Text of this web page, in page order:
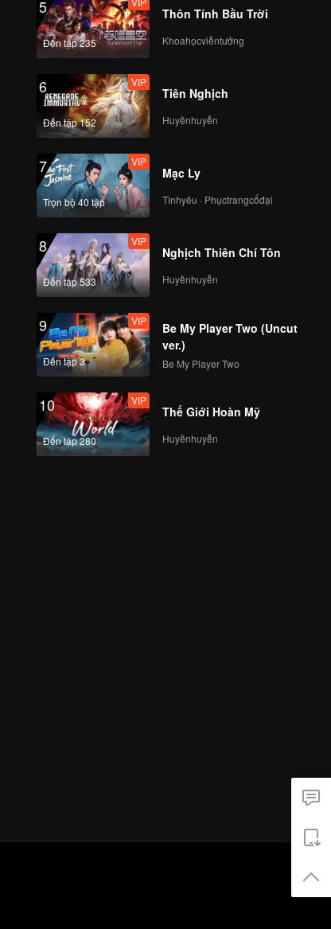
5
Đến tập 235
Thôn Tính Bầu Trời
Khoahọcviễntưởng
6
Đến tập 152
VIP
Tiên Nghịch
Huyềnhuyễn
7
Trọn bộ 40 tập
VIP
Mạc Ly
Tìnhyêu · Phụctrangcổđại
8
Đến tập 533
VIP
Nghịch Thiên Chí Tôn
Huyềnhuyễn
9
Đến tập 3
VIP
Be My Player Two (Uncut
ver.)
Be My Player Two
10
Đến tập 280
VIP
Thế Giới Hoàn Mỹ
Huyềnhuyễn